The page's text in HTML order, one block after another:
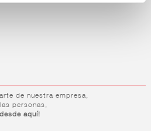
de nuestra empresa,
personas,
aquí!